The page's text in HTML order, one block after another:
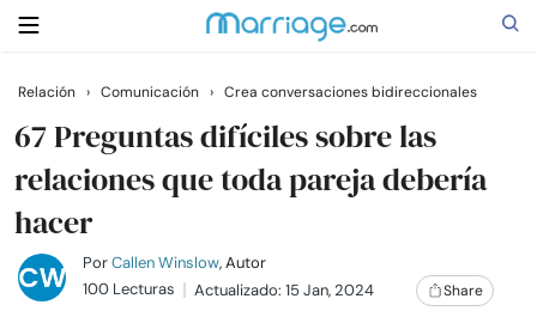
Buscar
Casarse
Relaciones
Relación › Comunicación › Crea conversaciones bidireccionales
67 Preguntas difíciles sobre las
relaciones que toda pareja debería
hacer
PorCallen Winslow, Autor
100 Lecturas
Actualizado: 15 Jan, 2024 Share